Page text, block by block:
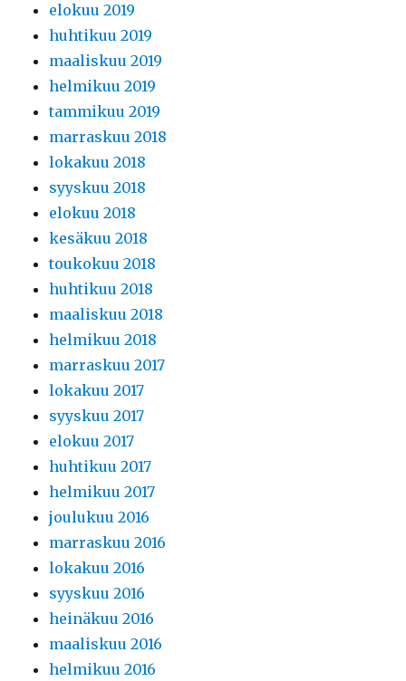
elokuu 2019
huhtikuu 2019
maaliskuu 2019
helmikuu 2019
tammikuu 2019
marraskuu 2018
lokakuu 2018
syyskuu 2018
elokuu 2018
kesäkuu 2018
toukokuu 2018
huhtikuu 2018
maaliskuu 2018
helmikuu 2018
marraskuu 2017
lokakuu 2017
syyskuu 2017
elokuu 2017
huhtikuu 2017
helmikuu 2017
joulukuu 2016
marraskuu 2016
lokakuu 2016
syyskuu 2016
heinäkuu 2016
maaliskuu 2016
helmikuu 2016